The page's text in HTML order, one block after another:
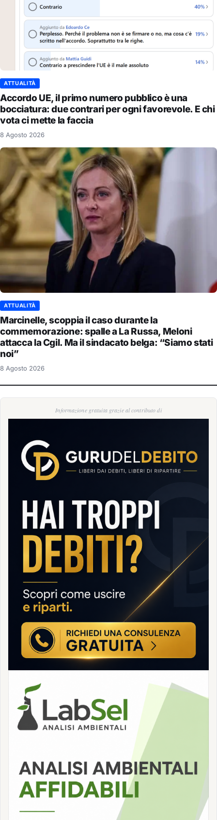
ATTUALITÀ
Accordo UE, il primo numero pubblico è una
bocciatura: due contrari per ogni favorevole. E chi
vota ci mette la faccia
8 Agosto 2026
ATTUALITÀ
Marcinelle, scoppia il caso durante la
commemorazione: spalle a La Russa, Meloni
attacca la Cgil. Ma il sindacato belga: “Siamo stati
noi”
8 Agosto 2026
Informazione gratuita grazie al contributo di